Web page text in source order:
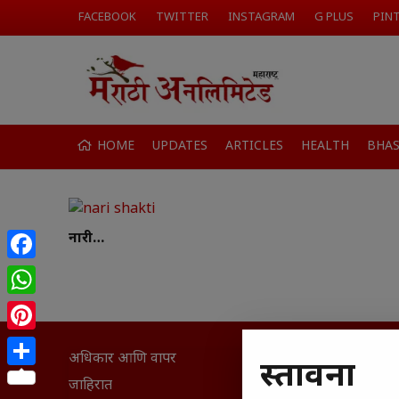
FACEBOOK TWITTER INSTAGRAM G PLUS
HOME UPDATES ARTICLES HEALTH
नारी…
अधिकार आणि वापर
जाहिरात
सामान्य
घरी
Facebook
WhatsApp
Pinterest
Share
प्रस्तावना